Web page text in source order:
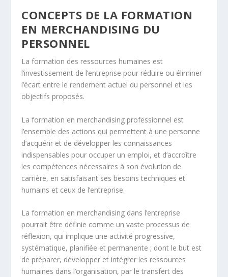
CONCEPTS DE LA FORMATION
EN MERCHANDISING DU
PERSONNEL
La formation des ressources humaines est
l’investissement de l’entreprise pour réduire ou éliminer
l’écart entre le rendement actuel du personnel et les
objectifs proposés.
La formation en merchandising professionnel est
l’ensemble des actions qui permettent à une personne
d’acquérir et de développer les connaissances
indispensables pour occuper un emploi, et d’accroître
les compétences nécessaires à son évolution de
carrière, en satisfaisant ses besoins techniques et
humains et ceux de l’entreprise.
La formation en merchandising dans l’entreprise
pourrait être définie comme un vaste processus de
réflexion, qui implique une activité progressive,
systématique, planifiée et permanente ; dont le but est
de préparer, développer et intégrer les ressources
humaines dans l’organisation, par le transfert des